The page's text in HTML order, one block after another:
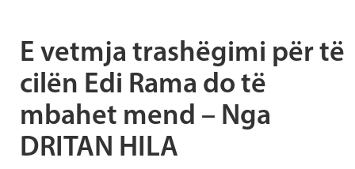
E vetmja trashëgimi për të
cilën Edi Rama do të
mbahet mend – Nga
DRITAN HILA